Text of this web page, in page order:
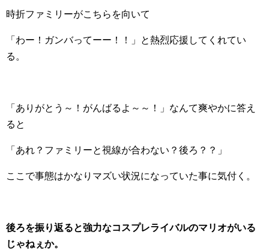
時折ファミリーがこちらを向いて
「わー！ガンバってーー！！」と熱烈応援してくれてい
る。
「ありがとう～！がんばるよ～～！」なんて爽やかに答え
ると
「あれ？ファミリーと視線が合わない？後ろ？？」
ここで事態はかなりマズい状況になっていた事に気付く。
後ろを振り返ると強力なコスプレライバルのマリオがいる
じゃねぇか。